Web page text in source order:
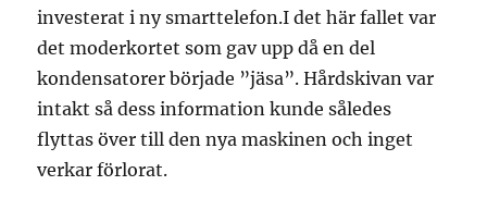
investerat i ny smarttelefon.I det här fallet var
det moderkortet som gav upp då en del
kondensatorer började ”jäsa”. Hårdskivan var
intakt så dess information kunde således
flyttas över till den nya maskinen och inget
verkar förlorat.